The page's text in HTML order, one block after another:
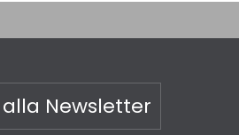
Newsletter